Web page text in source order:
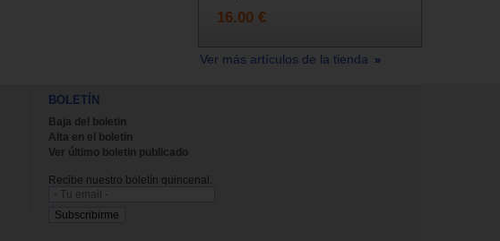
16.00 €
Ver más artículos de la tienda
BOLETÍN
Baja del boletin
Alta en el boletin
Ver último boletin publicado
Recibe nuestro boletín quincenal.